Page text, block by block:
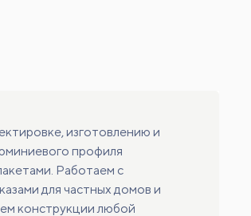
изготовлению и
профиля
Работаем с
для частных домов и
конструкции любой